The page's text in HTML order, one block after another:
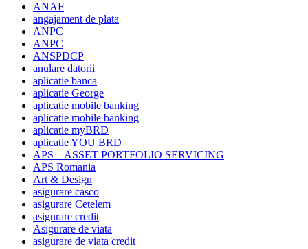
ANAF
angajament de plata
ANPC
ANPC
ANSPDCP
anulare datorii
aplicatie banca
aplicatie George
aplicatie mobile banking
aplicatie mobile banking
aplicatie myBRD
aplicatie YOU BRD
APS – ASSET PORTFOLIO SERVICING
APS Romania
Art & Design
asigurare casco
asigurare Cetelem
asigurare credit
Asigurare de viata
asigurare de viata credit